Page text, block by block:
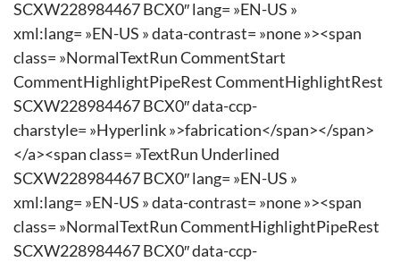
SCXW228984467 BCX0″ lang= »EN-US »
xml:lang= »EN-US » data-contrast= »none »><span
class= »NormalTextRun CommentStart
CommentHighlightPipeRest CommentHighlightRest
SCXW228984467 BCX0″ data-ccp-
charstyle= »Hyperlink »>fabrication</span></span>
</a><span class= »TextRun Underlined
SCXW228984467 BCX0″ lang= »EN-US »
xml:lang= »EN-US » data-contrast= »none »><span
class= »NormalTextRun CommentHighlightPipeRest
SCXW228984467 BCX0″ data-ccp-